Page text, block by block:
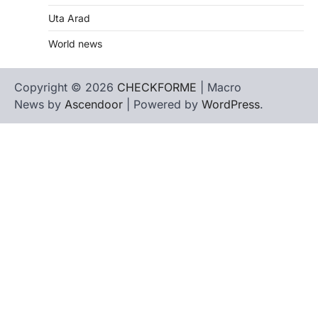
Uta Arad
World news
Copyright © 2026 CHECKFORME | Macro
News by Ascendoor | Powered by WordPress.